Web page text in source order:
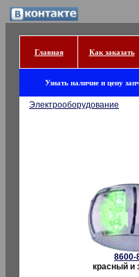
Главная Как заказать
Узнать наличие и цену
Электрооборудование
8600-
красный и